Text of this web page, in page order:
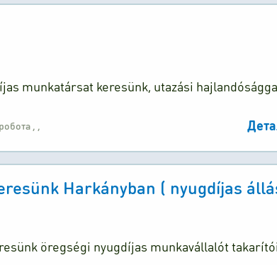
munkatársat keresünk, utazási
Harkányban ( nyugdíjas
öregségi nyugdíjas munkavállalót